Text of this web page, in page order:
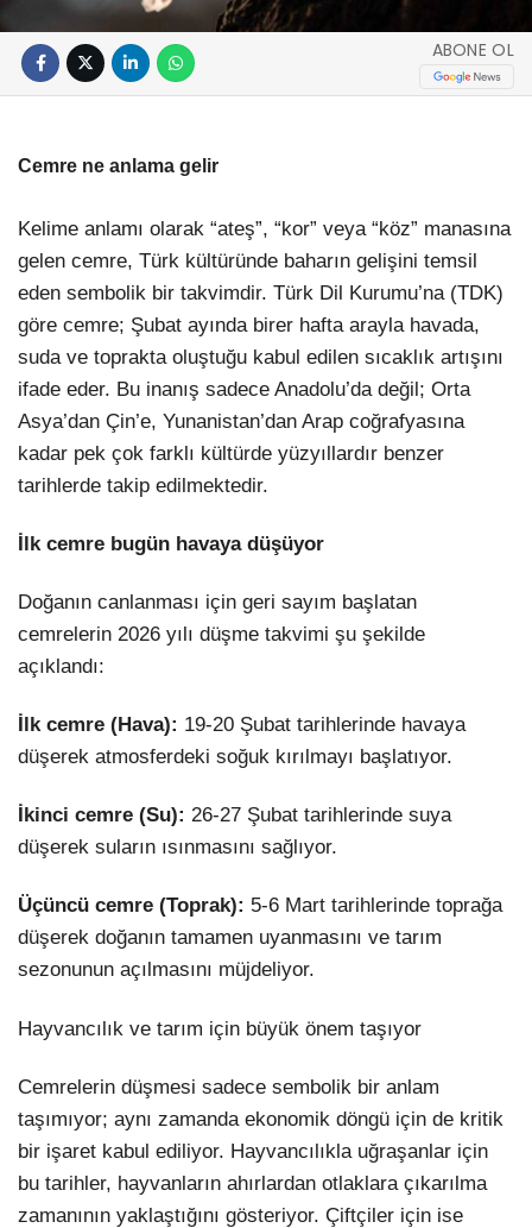
ABONE OL
Cemre ne anlama gelir
Kelime anlamı olarak “ateş”, “kor” veya “köz” manasına
gelen cemre, Türk kültüründe baharın gelişini temsil
eden sembolik bir takvimdir. Türk Dil Kurumu’na (TDK)
göre cemre; Şubat ayında birer hafta arayla havada,
suda ve toprakta oluştuğu kabul edilen sıcaklık artışını
ifade eder. Bu inanış sadece Anadolu’da değil; Orta
Asya’dan Çin’e, Yunanistan’dan Arap coğrafyasına
kadar pek çok farklı kültürde yüzyıllardır benzer
tarihlerde takip edilmektedir.
İlk cemre bugün havaya düşüyor
Doğanın canlanması için geri sayım başlatan
cemrelerin 2026 yılı düşme takvimi şu şekilde
açıklandı:
İlk cemre (Hava): 19-20 Şubat tarihlerinde havaya
düşerek atmosferdeki soğuk kırılmayı başlatıyor.
İkinci cemre (Su): 26-27 Şubat tarihlerinde suya
düşerek suların ısınmasını sağlıyor.
Üçüncü cemre (Toprak): 5-6 Mart tarihlerinde toprağa
düşerek doğanın tamamen uyanmasını ve tarım
sezonunun açılmasını müjdeliyor.
Hayvancılık ve tarım için büyük önem taşıyor
Cemrelerin düşmesi sadece sembolik bir anlam
taşımıyor; aynı zamanda ekonomik döngü için de kritik
bir işaret kabul ediliyor. Hayvancılıkla uğraşanlar için
bu tarihler, hayvanların ahırlardan otlaklara çıkarılma
zamanının yaklaştığını gösteriyor. Çiftçiler için ise